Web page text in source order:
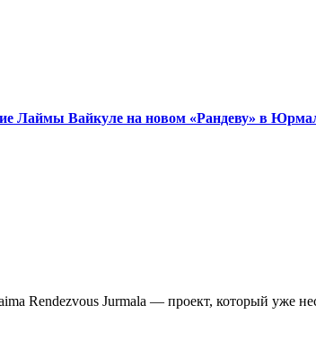
Лаймы Вайкуле на новом «Рандеву» в
Rendezvous Jurmala — проект, который уже